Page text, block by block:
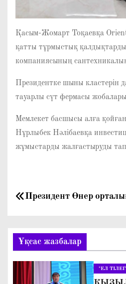
Қасым-Жомарт Тоқаевқа
қатты тұрмыстық
компаниясының
Президентке шыны кластерін
тауарлы сүт фермасы
Мемлекет басшысы алға
Нұрлыбек Нәлібаевқа
жұмыстарды жалғастыруды
Н
в
и
г
Президент Өнер
Ұқсас жазбалар
"ЕЛ